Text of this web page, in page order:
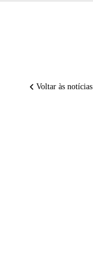
Voltar às notícias